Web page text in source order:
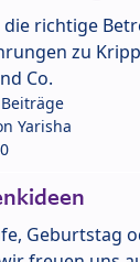
richtige
zu
Co.
Yarisha
Geburtstag